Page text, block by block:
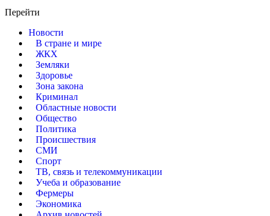
Перейти
Новости
В стране и мире
ЖКХ
Земляки
Здоровье
Зона закона
Криминал
Областные новости
Общество
Политика
Происшествия
СМИ
Спорт
ТВ, связь и телекоммуникации
Учеба и образование
Фермеры
Экономика